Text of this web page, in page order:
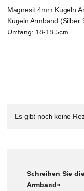
Magnesit 4mm Kugeln
Kugeln Armband (Silber
Umfang: 18-18.5cm
Es gibt noch keine
Schreiben Sie
Armband»